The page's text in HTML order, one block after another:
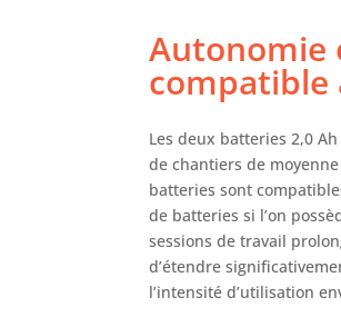
Autonomie
compatible
Les deux batteries 2,0
de chantiers de
batteries sont
de batteries si l’on
sessions de travail
d’étendre
l’intensité d’utilisation